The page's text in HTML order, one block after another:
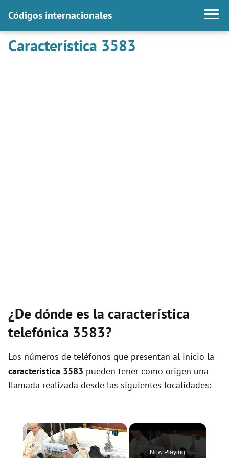
Códigos internacionales
Característica 3583
¿De dónde es la característica
telefónica 3583?
Los números de teléfonos que presentan al inicio la
característica 3583 pueden tener como origen una
llamada realizada desde las siguientes localidades:
×
Now Playing